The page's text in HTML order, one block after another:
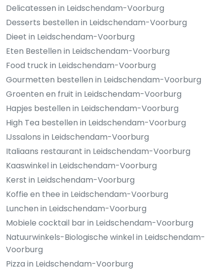
Delicatessen in Leidschendam-Voorburg
Desserts bestellen in Leidschendam-Voorburg
Dieet in Leidschendam-Voorburg
Eten Bestellen in Leidschendam-Voorburg
Food truck in Leidschendam-Voorburg
Gourmetten bestellen in Leidschendam-Voorburg
Groenten en fruit in Leidschendam-Voorburg
Hapjes bestellen in Leidschendam-Voorburg
High Tea bestellen in Leidschendam-Voorburg
IJssalons in Leidschendam-Voorburg
Italiaans restaurant in Leidschendam-Voorburg
Kaaswinkel in Leidschendam-Voorburg
Kerst in Leidschendam-Voorburg
Koffie en thee in Leidschendam-Voorburg
Lunchen in Leidschendam-Voorburg
Mobiele cocktail bar in Leidschendam-Voorburg
Natuurwinkels-Biologische winkel in Leidschendam-
Voorburg
Pizza in Leidschendam-Voorburg